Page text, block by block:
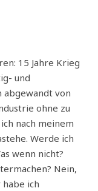
15 Jahre Krieg
und
abgewandt von
ohne zu
nach meinem
Werde ich
wenn nicht?
Nein,
ich